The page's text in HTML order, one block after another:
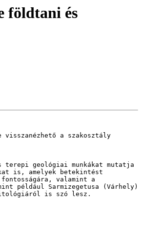
földtani és
visszanézhető a szakosztály
terepi geológiai munkákat mutatja
is, amelyek betekintést
valamint a
például Sarmizegetusa (Várhely)
is szó lesz.